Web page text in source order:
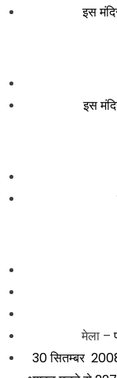
इस
इस
मेला –
30 सितम्बर